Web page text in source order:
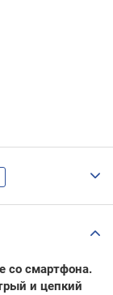
со смартфона.
и цепкий